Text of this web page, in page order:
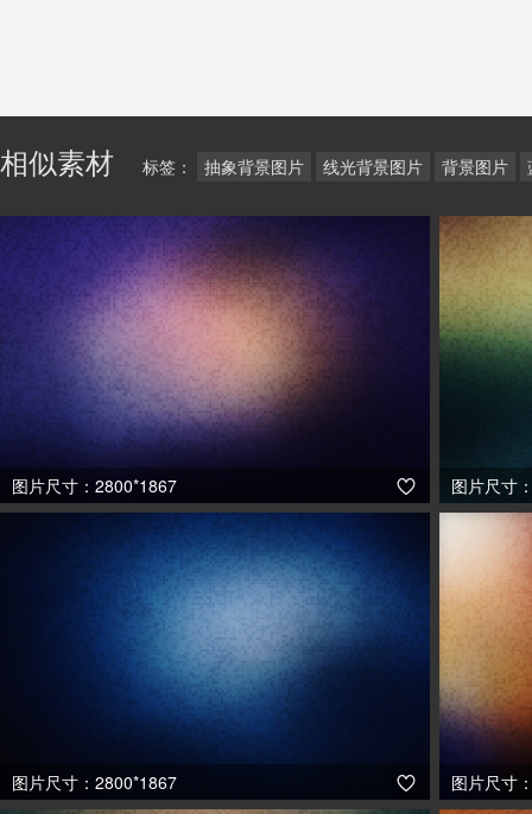
相似素材 标签： 抽象背景图片 线光背景图片 背景图片
图片尺寸：2800*1867  图片尺寸
图片尺寸：2800*1867  图片尺寸